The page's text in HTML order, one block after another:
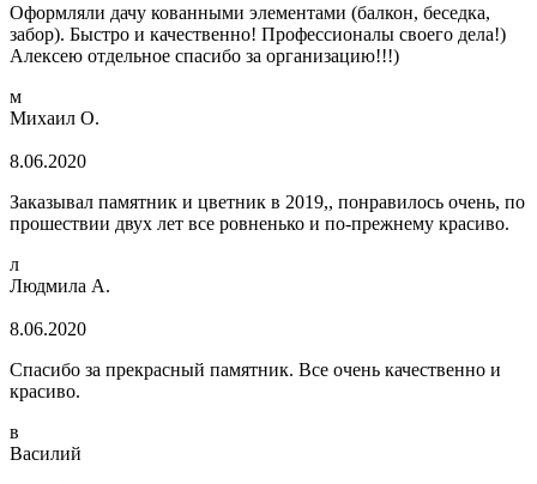
Оформляли дачу кованными элементами (балкон, беседка,
забор). Быстро и качественно! Профессионалы своего дела!)
Алексею отдельное спасибо за организацию!!!)
м
Михаил О.
8.06.2020
Заказывал памятник и цветник в 2019,, понравилось очень, по
прошествии двух лет все ровненько и по-прежнему красиво.
л
Людмила А.
8.06.2020
Спасибо за прекрасный памятник. Все очень качественно и
красиво.
в
Василий